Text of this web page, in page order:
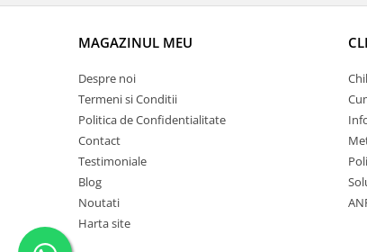
MAGAZINUL MEU
Despre noi
Termeni si Conditii
Politica de Confidentialitate
Contact
Testimoniale
Blog
Noutati
Harta site